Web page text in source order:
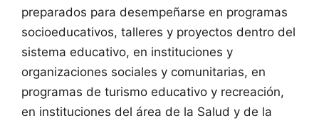
preparados para desempeñarse en programas
socioeducativos, talleres y proyectos dentro del
sistema educativo, en instituciones y
organizaciones sociales y comunitarias, en
programas de turismo educativo y recreación,
en instituciones del área de la Salud y de la